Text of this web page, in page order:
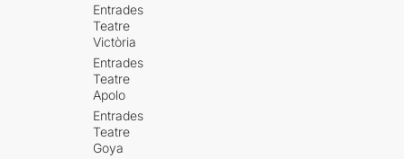
Entrades
Teatre
Victòria
Entrades
Teatre
Apolo
Entrades
Teatre
Goya